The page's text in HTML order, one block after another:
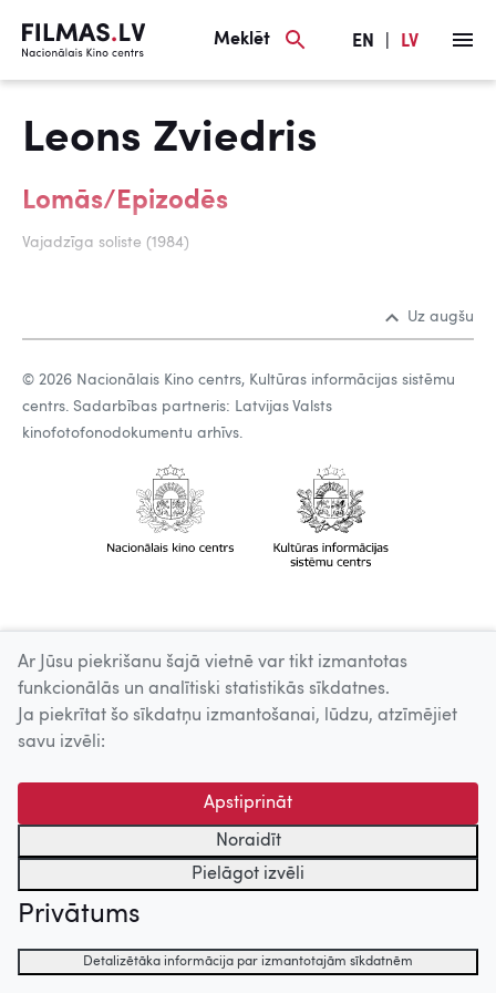
Meklēt EN LV
Leons Zviedris
Lomās/Epizodēs
Vajadzīga soliste (1984)
Uz augšu
© 2026 Nacionālais Kino centrs, Kultūras informācijas sistēmu
centrs. Sadarbības partneris: Latvijas Valsts
kinofotofonodokumentu arhīvs.
Ar Jūsu piekrišanu šajā vietnē var tikt izmantotas
funkcionālās un analītiski statistikās sīkdatnes.
Ja piekrītat šo sīkdatņu izmantošanai, lūdzu, atzīmējiet
savu izvēli:
Apstiprināt
Noraidīt
Pielāgot izvēli
Privātums
Detalizētāka informācija par izmantotajām sīkdatnēm